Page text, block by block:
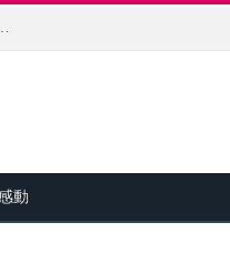
々と増やして、ひとりで何でも出来ることを証明する！
動